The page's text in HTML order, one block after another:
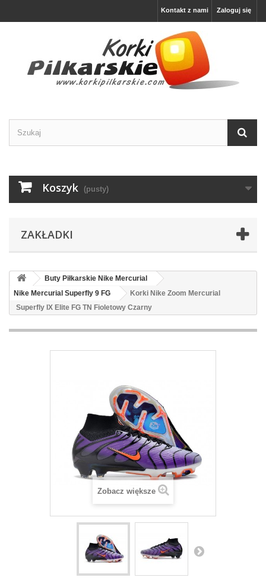
Zaloguj się
Kontakt z nami
Koszyk (pusty)
ZAKŁADKI
Buty Piłkarskie Nike Mercurial
Nike Mercurial Superfly 9 FG
Korki Nike Zoom Mercurial
Superfly IX Elite FG TN Fioletowy Czarny
Zobacz większe